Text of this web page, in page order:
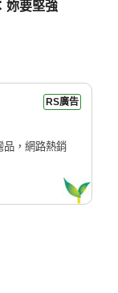
要堅強
RS廣告
品，網路熱銷